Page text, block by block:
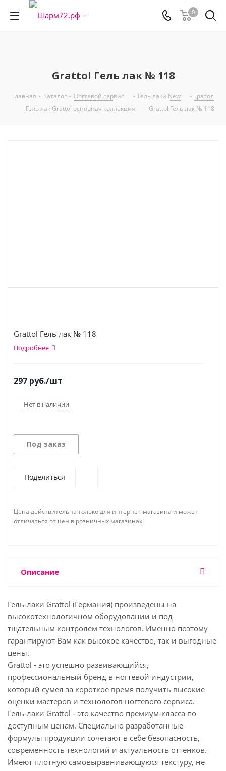
0
Grattol Гель лак № 118
Главная - Каталог - Ногтевой сервис - Гель лаки New - Гратол
- Гель лак Grattol основная коллекция - Grattol Гель лак № 118
Grattol Гель лак № 118
Подробнее
297 руб./шт
Нет в наличии
Под заказ
Поделиться
Цена действительна только для интернет-магазина и может
отличаться от цен в розничных магазинах
Описание
Гель-лаки Grattol (Германия) произведены на
высокотехнологичном оборудовании и под
тщательным контролем технологов. Именно поэтому
гарантируют Вам как высокое качество, так и выгодные
цены.
Grattol - это успешно развивающийся,
профессиональный бренд в ногтевой индустрии,
который сумел за короткое время получить высокие
оценки мастеров и технологов ногтевого сервиса.
Гель-лаки Grattol - это качество премиум-класса по
доступным ценам. Специально разработанные
формулы продукции сочетают в себе безопасность,
современность технологий и актуальность оттенков.
Имеют плотную самовыравнивающуюся текстуру, не